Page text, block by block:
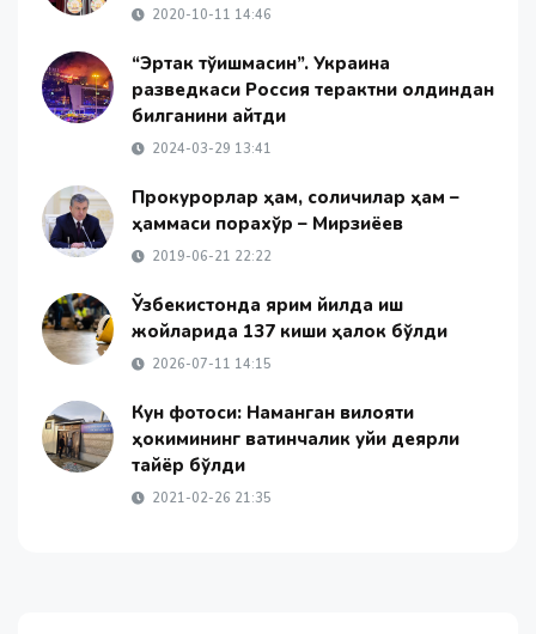
2020-10-11 14:46
“Эртак тўқишмасин”. Украина
разведкаси Россия терактни олдиндан
билганини айтди
2024-03-29 13:41
Прокурорлар ҳам, солиқчилар ҳам –
ҳаммаси порахўр – Мирзиёев
2019-06-21 22:22
Ўзбекистонда ярим йилда иш
жойларида 137 киши ҳалок бўлди
2026-07-11 14:15
Кун фотоси: Наманган вилояти
ҳокимининг вақтинчалик уйи деярли
тайёр бўлди
2021-02-26 21:35